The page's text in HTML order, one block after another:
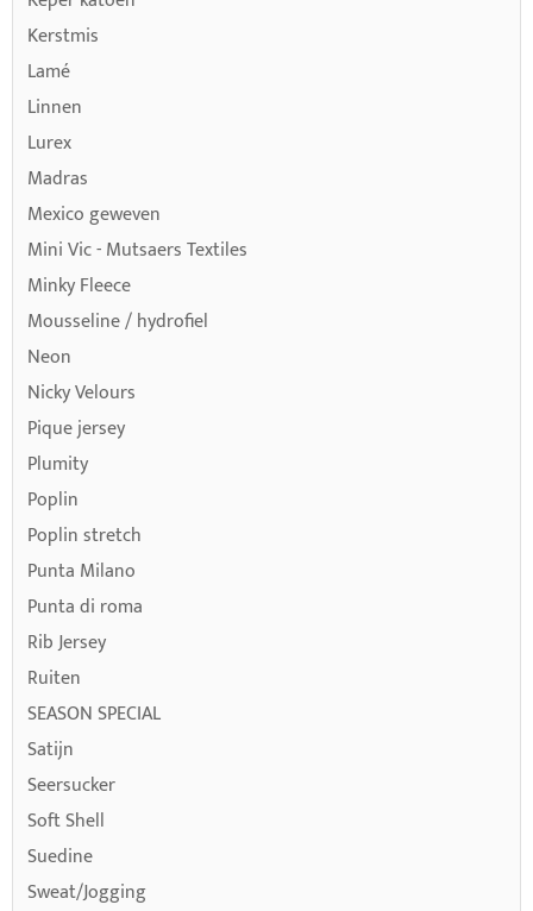
bewegingsvrijheid bieden.
KUNNEN DEZE STOFFEN VAAK GEWASSEN WORDEN?
Ja, kinder stoffen zijn ontworpen voor intensief gebruik
en kunnen doorgaans goed tegen regelmatig wassen.
Kerstmis
Lamé
Linnen
Lurex
Madras
Mexico geweven
Mini Vic - Mutsaers Textiles
Minky Fleece
Mousseline / hydrofiel
Neon
Nicky Velours
Pique jersey
Plumity
Poplin
Poplin stretch
Punta Milano
Punta di roma
Rib Jersey
Ruiten
SEASON SPECIAL
Satijn
Seersucker
Soft Shell
Suedine
Sweat/Jogging